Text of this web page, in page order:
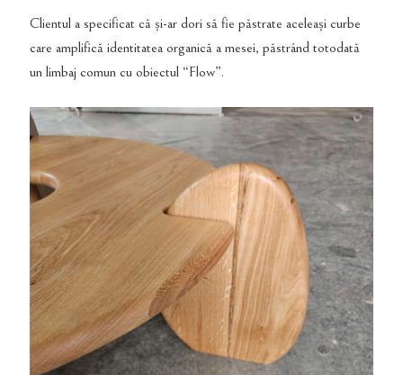
Clientul a specificat că și-ar dori să fie păstrate aceleași curbe
care amplifică identitatea organică a mesei, păstrând totodată
un limbaj comun cu obiectul “Flow”.